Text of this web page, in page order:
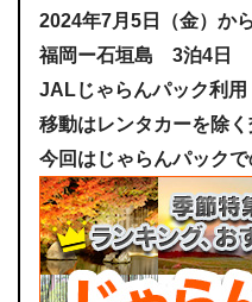
2024年7月5日（金）か
福岡ー石垣島 3泊4日
JALじゃらんパック利
移動はレンタカーを除く
今回はじゃらんパックで